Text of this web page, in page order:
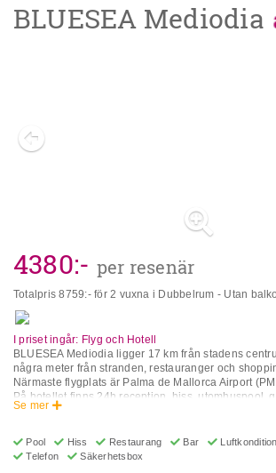
BLUESEA Mediodia
4380:- per resenär
Totalpris8759:- för 2 vuxna i Dubbelrum - Utan
I priset ingår: Flyg och Hotell
BLUESEA Mediodia ligger 17 km från stadens
några meter från stranden, restauranger och
Närmaste flygplats är Palma de Mallorca Airport
På hotellet finns 24h reception, hiss, utomhuspool,
tvättmöjligheter (extra avgift), bagagerum, flerspråkig
luftkonditionering, safe (extra avgift), hårtork,
avgift), vattenkokare (extra avgift), skrivbord, TV,
Se mer
Pool Hiss Restaurang Bar
Telefon
Säkerhetsbox